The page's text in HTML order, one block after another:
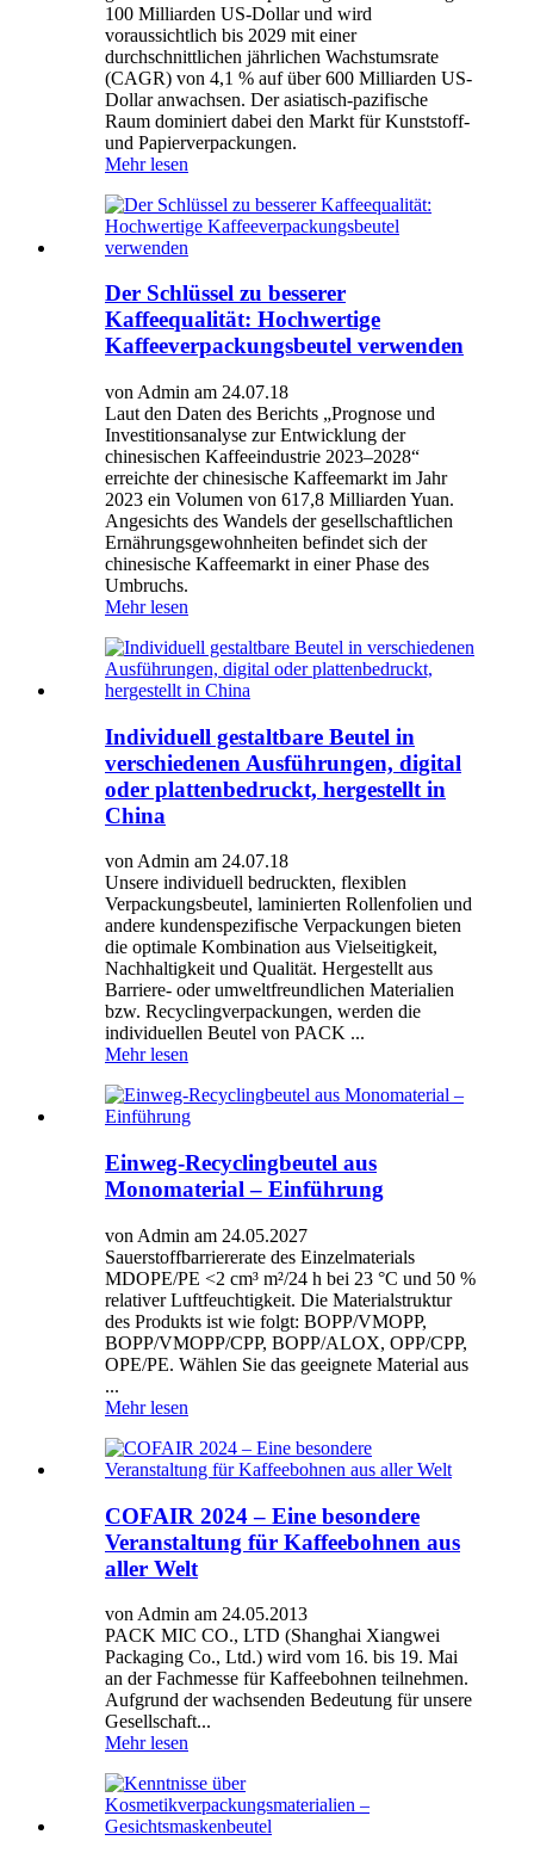
100 Milliarden US-Dollar und wird
voraussichtlich bis 2029 mit einer
durchschnittlichen jährlichen Wachstumsrate
(CAGR) von 4,1 % auf über 600 Milliarden US-
Dollar anwachsen. Der asiatisch-pazifische
Raum dominiert dabei den Markt für Kunststoff-
und Papierverpackungen.
Mehr lesen
Der Schlüssel zu besserer
Kaffeequalität: Hochwertige
Kaffeeverpackungsbeutel verwenden
von Admin am 24.07.18
Laut den Daten des Berichts „Prognose und
Investitionsanalyse zur Entwicklung der
chinesischen Kaffeeindustrie 2023–2028“
erreichte der chinesische Kaffeemarkt im Jahr
2023 ein Volumen von 617,8 Milliarden Yuan.
Angesichts des Wandels der gesellschaftlichen
Ernährungsgewohnheiten befindet sich der
chinesische Kaffeemarkt in einer Phase des
Umbruchs.
Mehr lesen
Individuell gestaltbare Beutel in
verschiedenen Ausführungen, digital
oder plattenbedruckt, hergestellt in
China
von Admin am 24.07.18
Unsere individuell bedruckten, flexiblen
Verpackungsbeutel, laminierten Rollenfolien und
andere kundenspezifische Verpackungen bieten
die optimale Kombination aus Vielseitigkeit,
Nachhaltigkeit und Qualität. Hergestellt aus
Barriere- oder umweltfreundlichen Materialien
bzw. Recyclingverpackungen, werden die
individuellen Beutel von PACK ...
Mehr lesen
Einweg-Recyclingbeutel aus
Monomaterial – Einführung
von Admin am 24.05.2027
Sauerstoffbarriererate des Einzelmaterials
MDOPE/PE <2 cm³ m²/24 h bei 23 °C und 50 %
relativer Luftfeuchtigkeit. Die Materialstruktur
des Produkts ist wie folgt: BOPP/VMOPP,
BOPP/VMOPP/CPP, BOPP/ALOX, OPP/CPP,
OPE/PE. Wählen Sie das geeignete Material aus
...
Mehr lesen
COFAIR 2024 – Eine besondere
Veranstaltung für Kaffeebohnen aus
aller Welt
von Admin am 24.05.2013
PACK MIC CO., LTD (Shanghai Xiangwei
Packaging Co., Ltd.) wird vom 16. bis 19. Mai
an der Fachmesse für Kaffeebohnen teilnehmen.
Aufgrund der wachsenden Bedeutung für unsere
Gesellschaft...
Mehr lesen